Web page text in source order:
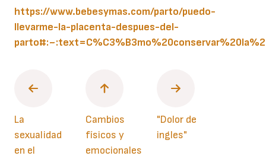
https://www.bebesymas.com/parto/puedo-
llevarme-la-placenta-despues-del-
La
sexualidad
en el
Cambios
físicos y
emocionales
"Dolor de
ingles"